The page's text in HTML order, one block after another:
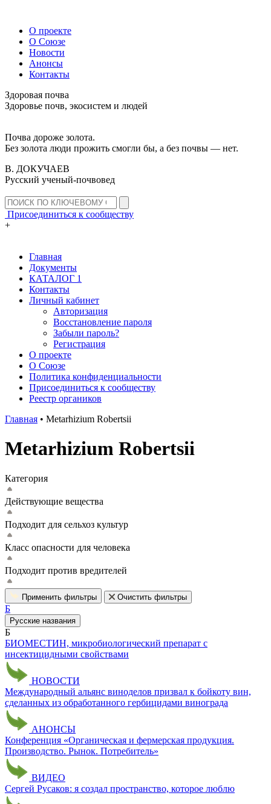
О проекте
О Союзе
Новости
Анонсы
Контакты
Здоровая почва
Здоровье почв, экосистем и людей
Почва дороже золота.
Без золота люди прожить смогли бы, а без почвы — нет.
В. ДОКУЧАЕВ
Русский ученый-почвовед
Присоединиться к сообществу
+
Главная
Документы
КАТАЛОГ 1
Контакты
Личный кабинет
Авторизация
Восстановление пароля
Забыли пароль?
Регистрация
О проекте
О Союзе
Политика конфиденциальности
Присоединиться к сообществу
Реестр органиков
Главная • Metarhizium Robertsii
Metarhizium Robertsii
Категория
Действующие вещества
Подходит для сельхоз культур
Класс опасности для человека
Подходит против вредителей
Применить фильтры Очистить фильтры
Б
Русские названия
Б
БИОМЕСТИН, микробиологический препарат с
инсектицидными свойствами
НОВОСТИ
Международный альянс виноделов призвал к бойкоту вин,
сделанных из обработанного гербицидами винограда
АНОНСЫ
Конференция «Органическая и фермерская продукция.
Производство. Рынок. Потребитель»
ВИДЕО
Сергей Русаков: я создал пространство, которое люблю